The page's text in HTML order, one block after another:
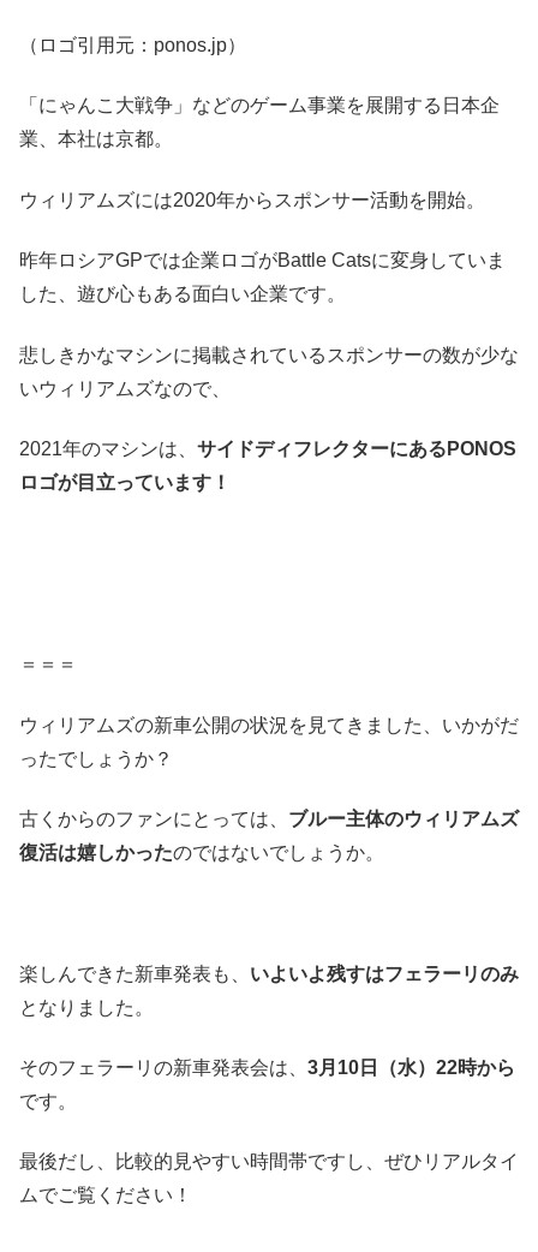
（ロゴ引用元：ponos.jp）
「にゃんこ大戦争」などのゲーム事業を展開する日本企
業、本社は京都。
ウィリアムズには2020年からスポンサー活動を開始。
昨年ロシアGPでは企業ロゴがBattle Catsに変身していま
した、遊び心もある面白い企業です。
悲しきかなマシンに掲載されているスポンサーの数が少な
いウィリアムズなので、
2021年のマシンは、 サイドディフレクターにあるPONOS
ロゴが目立っています！
＝＝＝
ウィリアムズの新車公開の状況を見てきました、いかがだ
ったでしょうか？
古くからのファンにとっては、 ブルー主体のウィリアムズ
復活は嬉しかったのではないでしょうか。
楽しんできた新車発表も、 いよいよ残すはフェラーリのみ
となりました。
そのフェラーリの新車発表会は、 3月10日（水）22時から
です。
最後だし、比較的見やすい時間帯ですし、ぜひリアルタイ
ムでご覧ください！